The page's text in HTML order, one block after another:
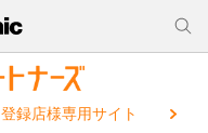
登録店様専用サイト